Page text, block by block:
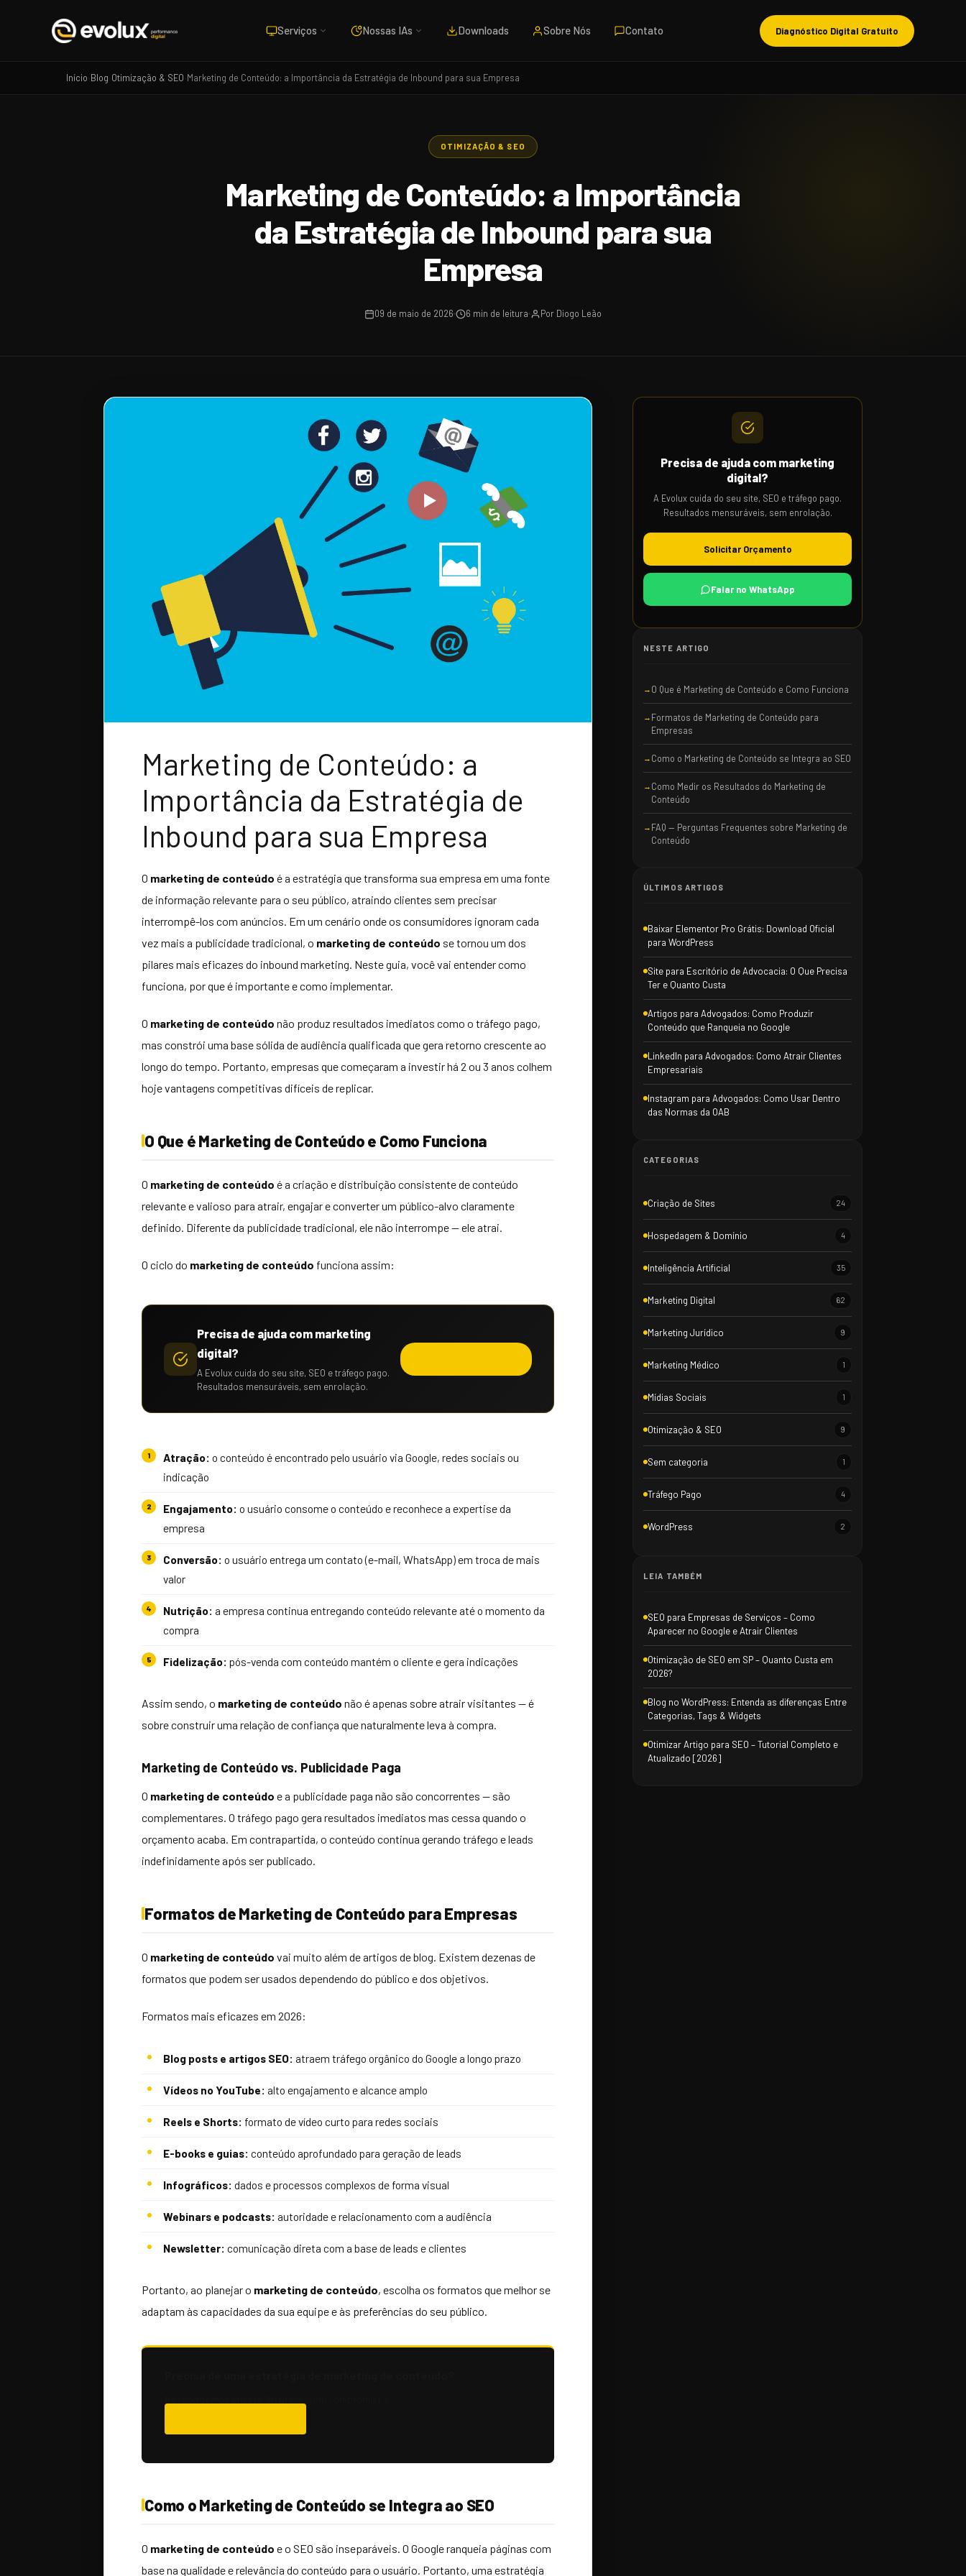
Serviços Nossas IAs Downloads Sobre Nós Contato Diagnóstico Digital Gratuito
Início Blog Otimização & SEO Marketing de Conteúdo: a Importância da Estratégia de Inbound para sua Empresa
OTIMIZAÇÃO & SEO
Marketing de Conteúdo: a Importância
da Estratégia de Inbound para sua
Empresa
09 de maio de 2026 6 min de leitura Por Diogo Leão
Marketing de Conteúdo: a
Importância da Estratégia de
Inbound para sua Empresa
O marketing de conteúdo é a estratégia que transforma sua empresa em uma fonte
de informação relevante para o seu público, atraindo clientes sem precisar
interrompê-los com anúncios. Em um cenário onde os consumidores ignoram cada
vez mais a publicidade tradicional, o marketing de conteúdo se tornou um dos
pilares mais eficazes do inbound marketing. Neste guia, você vai entender como
funciona, por que é importante e como implementar.
O marketing de conteúdo não produz resultados imediatos como o tráfego pago,
mas constrói uma base sólida de audiência qualificada que gera retorno crescente ao
longo do tempo. Portanto, empresas que começaram a investir há 2 ou 3 anos colhem
hoje vantagens competitivas difíceis de replicar.
O Que é Marketing de Conteúdo e Como Funciona
O marketing de conteúdo é a criação e distribuição consistente de conteúdo
relevante e valioso para atrair, engajar e converter um público-alvo claramente
definido. Diferente da publicidade tradicional, ele não interrompe — ele atrai.
O ciclo do marketing de conteúdo funciona assim:
Precisa de ajuda com marketing
digital?
A Evolux cuida do seu site, SEO e tráfego pago.
Resultados mensuráveis, sem enrolação.
Atração: o conteúdo é encontrado pelo usuário via Google, redes sociais ou
indicação
Engajamento: o usuário consome o conteúdo e reconhece a expertise da
empresa
Conversão: o usuário entrega um contato (e-mail, WhatsApp) em troca de mais
valor
Nutrição: a empresa continua entregando conteúdo relevante até o momento da
compra
Fidelização: pós-venda com conteúdo mantém o cliente e gera indicações
Assim sendo, o marketing de conteúdo não é apenas sobre atrair visitantes — é
sobre construir uma relação de confiança que naturalmente leva à compra.
Marketing de Conteúdo vs. Publicidade Paga
O marketing de conteúdo e a publicidade paga não são concorrentes — são
complementares. O tráfego pago gera resultados imediatos mas cessa quando o
orçamento acaba. Em contrapartida, o conteúdo continua gerando tráfego e leads
indefinidamente após ser publicado.
Formatos de Marketing de Conteúdo para Empresas
O marketing de conteúdo vai muito além de artigos de blog. Existem dezenas de
formatos que podem ser usados dependendo do público e dos objetivos.
Formatos mais eficazes em 2026:
Blog posts e artigos SEO: atraem tráfego orgânico do Google a longo prazo
Vídeos no YouTube: alto engajamento e alcance amplo
Reels e Shorts: formato de vídeo curto para redes sociais
E-books e guias: conteúdo aprofundado para geração de leads
Infográficos: dados e processos complexos de forma visual
Webinars e podcasts: autoridade e relacionamento com a audiência
Newsletter: comunicação direta com a base de leads e clientes
Portanto, ao planejar o marketing de conteúdo, escolha os formatos que melhor se
adaptam às capacidades da sua equipe e às preferências do seu público.
Como o Marketing de Conteúdo se Integra ao SEO
O marketing de conteúdo e o SEO são inseparáveis. O Google ranqueia páginas com
base na qualidade e relevância do conteúdo para o usuário. Portanto, uma estratégia
Precisa de ajuda com marketing
digital?
A Evolux cuida do seu site, SEO e tráfego pago.
Resultados mensuráveis, sem enrolação.
Solicitar Orçamento
Falar no WhatsApp
NESTE ARTIGO
O Que é Marketing de Conteúdo e Como Funciona
Formatos de Marketing de Conteúdo para
Empresas
Como o Marketing de Conteúdo se Integra ao SEO
Como Medir os Resultados do Marketing de
Conteúdo
FAQ — Perguntas Frequentes sobre Marketing de
Conteúdo
ÚLTIMOS ARTIGOS
Baixar Elementor Pro Grátis: Download Oficial
para WordPress
Site para Escritório de Advocacia: O Que Precisa
Ter e Quanto Custa
Artigos para Advogados: Como Produzir
Conteúdo que Ranqueia no Google
LinkedIn para Advogados: Como Atrair Clientes
Empresariais
Instagram para Advogados: Como Usar Dentro
das Normas da OAB
CATEGORIAS
Criação de Sites 24
Hospedagem & Domínio 4
Inteligência Artificial 35
Marketing Digital 62
Marketing Jurídico 9
Marketing Médico 1
Mídias Sociais 1
Otimização & SEO 9
Sem categoria 1
Tráfego Pago 4
WordPress 2
LEIA TAMBÉM
SEO para Empresas de Serviços – Como
Aparecer no Google e Atrair Clientes
Otimização de SEO em SP – Quanto Custa em
2026?
Blog no WordPress: Entenda as diferenças Entre
Categorias, Tags & Widgets
Otimizar Artigo para SEO – Tutorial Completo e
Atualizado [2026]